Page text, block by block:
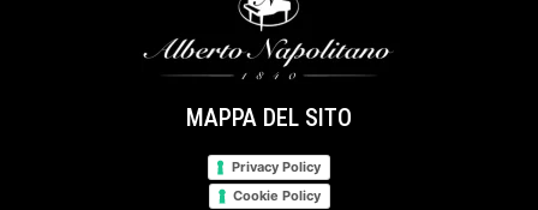
MAPPA DEL SITO
Privacy Policy
Cookie Policy